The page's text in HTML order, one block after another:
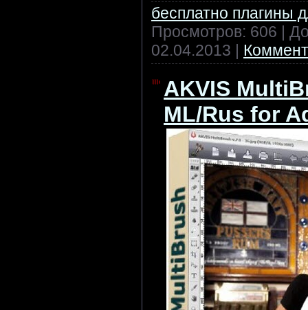
бесплатно плагины
Просмотров: 606 |
02.04.2013 |
AKVIS
ML/Rus for